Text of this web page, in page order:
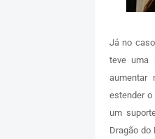
Já no
teve uma
aumentar
estender o
um
Dragão